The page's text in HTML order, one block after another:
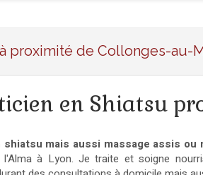
proximité de Collonges-au-
en Shiatsu
shiatsu mais aussi massage assis ou
à Lyon. Je traite et soigne